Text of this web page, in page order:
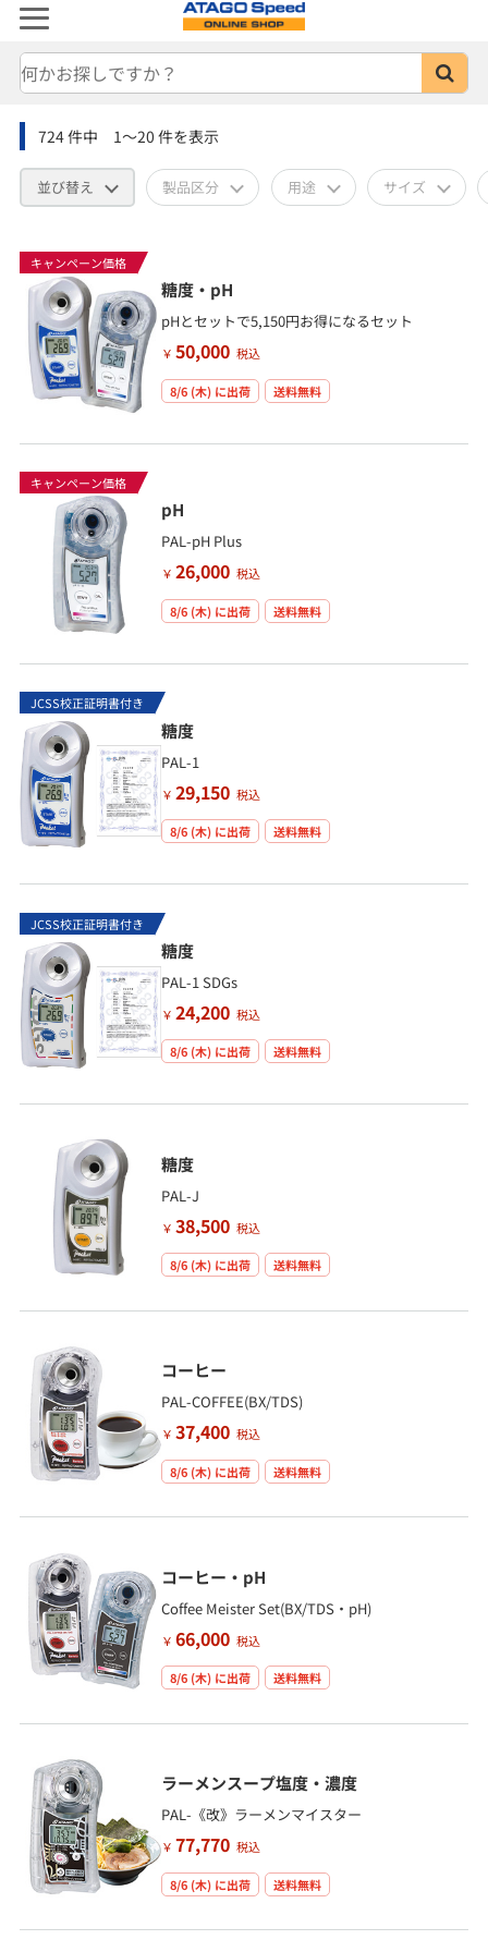
724件中 1～20 件を表示
並び替え 製品区分 用途 サイズ
キャンペーン価格
糖度・pH
pHとセットで5,150円お得になるセット
￥ 50,000 税込
8/6 (木)に出荷 送料無料
キャンペーン価格
pH
PAL-pH Plus
￥ 26,000 税込
8/6 (木)に出荷 送料無料
JCSS校正証明書付き
糖度
PAL-1
￥ 29,150 税込
8/6 (木)に出荷 送料無料
JCSS校正証明書付き
糖度
PAL-1 SDGs
￥ 24,200 税込
8/6 (木)に出荷 送料無料
糖度
PAL-J
￥ 38,500 税込
8/6 (木)に出荷 送料無料
コーヒー
PAL-COFFEE(BX/TDS)
￥ 37,400 税込
8/6 (木)に出荷 送料無料
コーヒー・pH
Coffee Meister Set(BX/TDS・pH)
￥ 66,000 税込
8/6 (木)に出荷 送料無料
ラーメンスープ塩度・濃度
PAL-《改》ラーメンマイスター
￥ 77,770 税込
8/6 (木)に出荷 送料無料